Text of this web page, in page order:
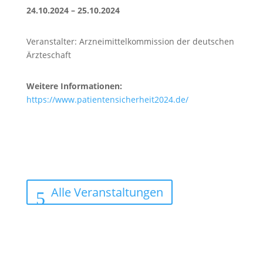
24.10.2024 – 25.10.2024
Veranstalter: Arzneimittelkommission der deutschen
Ärzteschaft
Weitere Informationen:
https://www.patientensicherheit2024.de/
Alle Veranstaltungen